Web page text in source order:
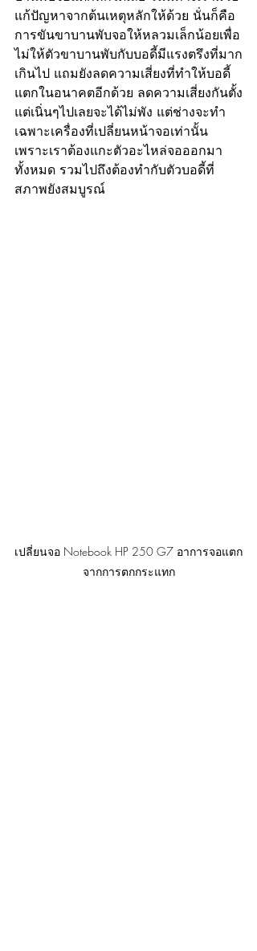
แก้ปัญหาจากต้นเหตุหลักให้ด้วย นั่นก็คือ
การขันขาบานพับจอให้หลวมเล็กน้อยเพื่อ
ไม่ให้ตัวขาบานพับกับบอดี้มีแรงตรึงที่มาก
เกินไป แถมยังลดความเสี่ยงที่ทำให้บอดี้
แตกในอนาคตอีกด้วย ลดความเสี่ยงกันตั้ง
แต่เนิ่นๆไปเลยจะได้ไม่พัง แต่ช่างจะทำ
เฉพาะเครื่องที่เปลี่ยนหน้าจอเท่านั้น
เพราะเราต้องแกะตัวอะไหล่จอออกมา
ทั้งหมด รวมไปถึงต้องทำกับตัวบอดี้ที่
สภาพยังสมบูรณ์
เปลี่ยนจอ Notebook HP 250 G7 อาการจอแตก
จากการตกกระแทก